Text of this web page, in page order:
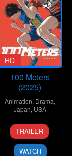
HD
100 Meters
(2025)
Animation, Drama,
Japan, USA
19
Sep
2025
Kenji
Iwaisawa
TRAILER
WATCH